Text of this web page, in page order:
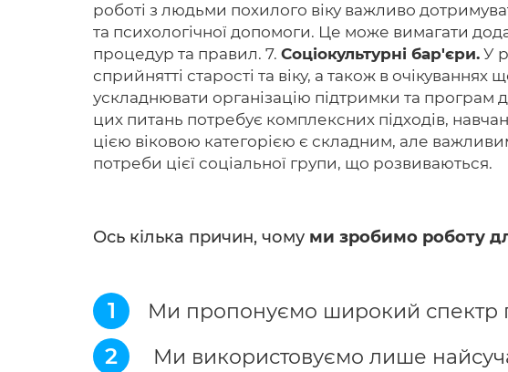
роботі з людьми похилого віку важливо
та психологічної допомоги. Це може вимагати
процедур та правил. 7. Соціокультурні бар'єри. У
сприйнятті старості та віку, а також в
ускладнювати організацію підтримки та програм
цих питань потребує комплексних підходів,
цією віковою категорією є складним, але
потреби цієї соціальної групи, що розвиваються.
Ось кілька причин, чому ми зробимо роботу
1 Ми пропонуємо широкий спектр
2 Ми використовуємо лише